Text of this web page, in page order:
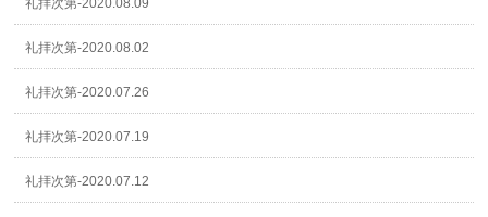
礼拝次第-2020.08.09
礼拝次第-2020.08.02
礼拝次第-2020.07.26
礼拝次第-2020.07.19
礼拝次第-2020.07.12